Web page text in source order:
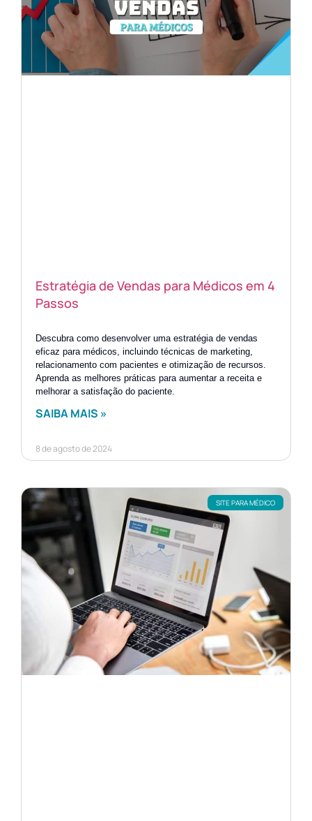
Estratégia de Vendas para Médicos em 4
Passos
Descubra como desenvolver uma estratégia de vendas
eficaz para médicos, incluindo técnicas de marketing,
relacionamento com pacientes e otimização de recursos.
Aprenda as melhores práticas para aumentar a receita e
melhorar a satisfação do paciente.
SAIBA MAIS »
8 de agosto de 2024
SITE PARA MÉDICO